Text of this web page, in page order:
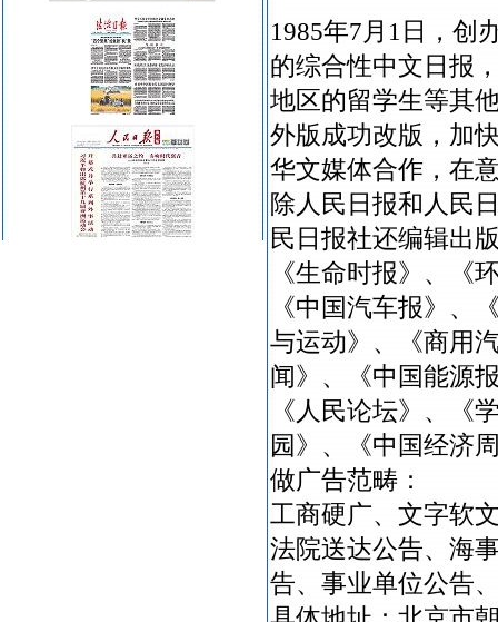
1985年7月1日，创
的综合性中文日报
地区的留学生等其
外版成功改版，加
华文媒体合作，在
除人民日报和人民
民日报社还编辑出
《生命时报》、《
《中国汽车报》、
与运动》、《商用
闻》、《中国能源
《人民论坛》、《
园》、《中国经济
做广告范畴：
工商硬广、文字软
法院送达公告、海
告、事业单位公告